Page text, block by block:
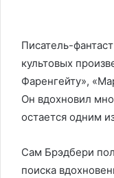
Писатель-
культовых
Фаренгейту»,
Он вдохновил
остается одним
Сам Брэдбери
поиска